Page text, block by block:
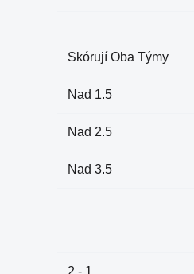
Skórují Oba Týmy
Nad 1.5
Nad 2.5
Nad 3.5
2 - 1